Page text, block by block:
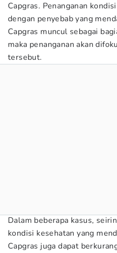
Capgras. Penanganan
dengan penyebab yang
Capgras muncul sebagai
maka penanganan akan
tersebut.
Dalam beberapa kasus,
kondisi kesehatan yang
Capgras juga dapat